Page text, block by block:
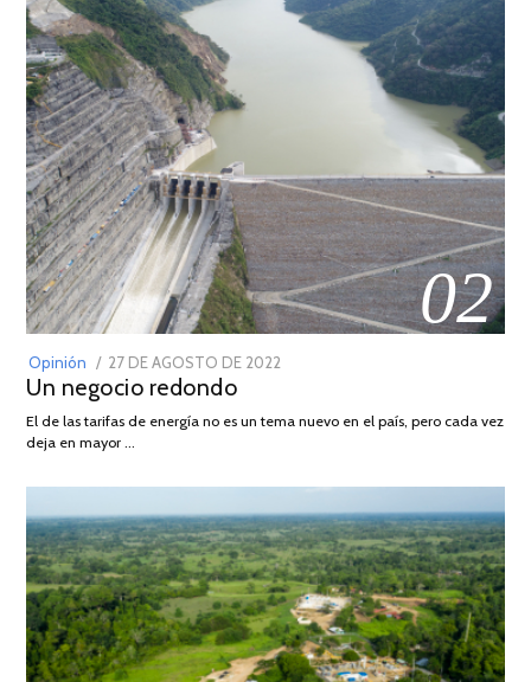
02
Opinión
POSTED
ON
27 DE AGOSTO DE 2022
Un negocio redondo
El de las tarifas de energía no es un tema nuevo en el país, pero cada vez
deja en mayor …